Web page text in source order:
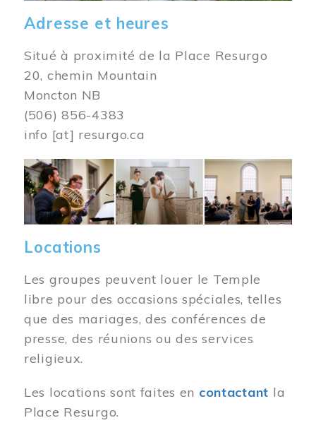
Adresse et heures
Situé à proximité de la Place Resurgo
20, chemin Mountain
Moncton NB
(506) 856-4383
info [at] resurgo.ca
Image
Locations
Les groupes peuvent louer le Temple
libre pour des occasions spéciales, telles
que des mariages, des conférences de
presse, des réunions ou des services
religieux.
Les locations sont faites en contactant la
Place Resurgo.